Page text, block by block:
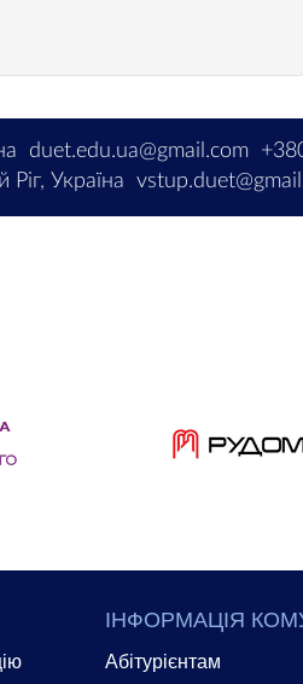
duet.edu.ua@gmail.com
Україна
ІНФОРМАЦІЯ
Абітурієнтам